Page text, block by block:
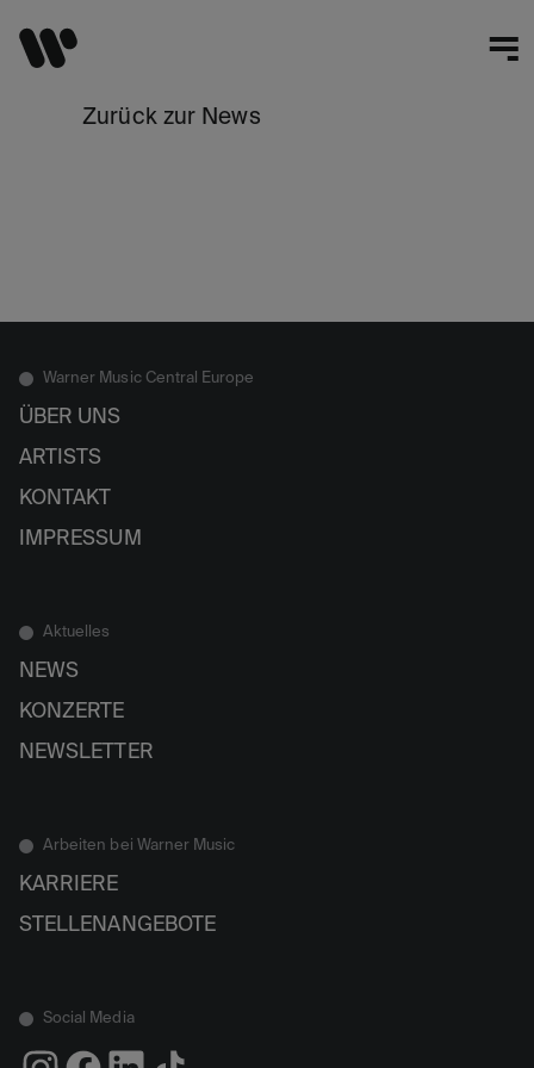
Zurück zur News
Warner Music Central Europe
ÜBER UNS
ARTISTS
KONTAKT
IMPRESSUM
Aktuelles
NEWS
KONZERTE
NEWSLETTER
Arbeiten bei Warner Music
KARRIERE
STELLENANGEBOTE
Social Media